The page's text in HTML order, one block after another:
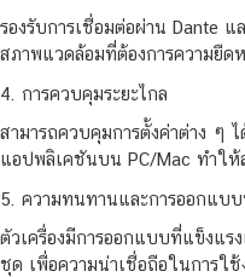
รองรับการเชื่อมต่อผ่าน Dante
สภาพแวดล้อมที่ต้องการความยืด
4. การควบคุมระยะไกล
สามารถควบคุมการตั้งค่าต่าง ๆ ไ
แอปพลิเคชันบน PC/Mac ทำใ
5. ความทนทานและการออกแบ
ตัวเครื่องมีการออกแบบที่แข็งแร
ชุด เพื่อความน่าเชื่อถือในการใช้